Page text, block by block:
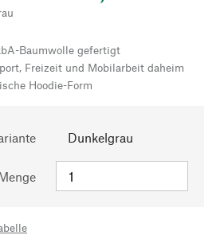
Baumwolle gefertigt
Freizeit und Mobilarbeit daheim
Hoodie-Form
Dunkelgrau